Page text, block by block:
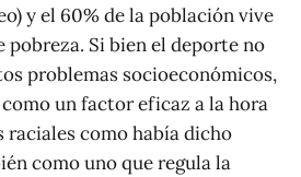
y el 60% de la población vive
pobreza. Si bien el deporte no
problemas socioeconómicos,
un factor eficaz a la hora
raciales como había dicho
como uno que regula la